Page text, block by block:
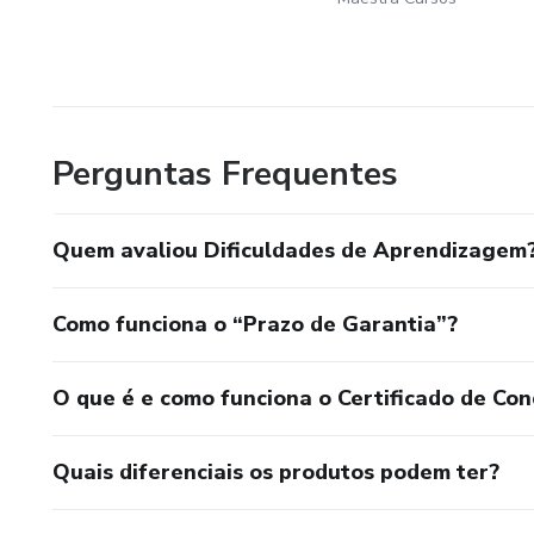
Perguntas Frequentes
Quem avaliou Dificuldades de
Como funciona o “Prazo de Garantia”?
O que é e como funciona o Certificado de
Quais diferenciais os produtos podem ter?